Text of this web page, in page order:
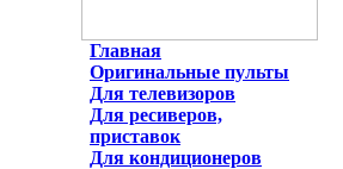
Главная
Оригинальные пульты
Для телевизоров
Для ресиверов,
приставок
Для кондиционеров